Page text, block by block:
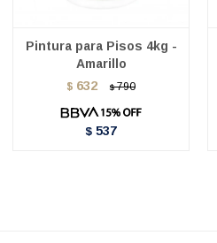
Pintura para Pisos 4kg -
Amarillo
$ 632 $ 790
$ 537